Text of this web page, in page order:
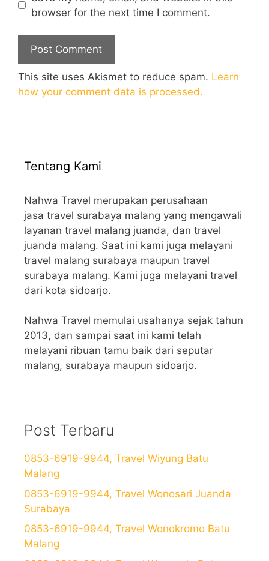
browser for the next time I comment.
This site uses Akismet to reduce spam. Learn
how your comment data is processed.
Tentang Kami
Nahwa Travel merupakan perusahaan
jasa travel surabaya malang yang mengawali
layanan travel malang juanda, dan travel
juanda malang. Saat ini kami juga melayani
travel malang surabaya maupun travel
surabaya malang. Kami juga melayani travel
dari kota sidoarjo.
Nahwa Travel memulai usahanya sejak tahun
2013, dan sampai saat ini kami telah
melayani ribuan tamu baik dari seputar
malang, surabaya maupun sidoarjo.
Post Terbaru
0853-6919-9944, Travel Wiyung Batu
Malang
0853-6919-9944, Travel Wonosari Juanda
Surabaya
0853-6919-9944, Travel Wonokromo Batu
Malang